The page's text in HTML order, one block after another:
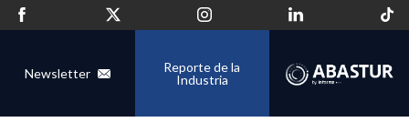
Newsletter
Reporte de la
Industria